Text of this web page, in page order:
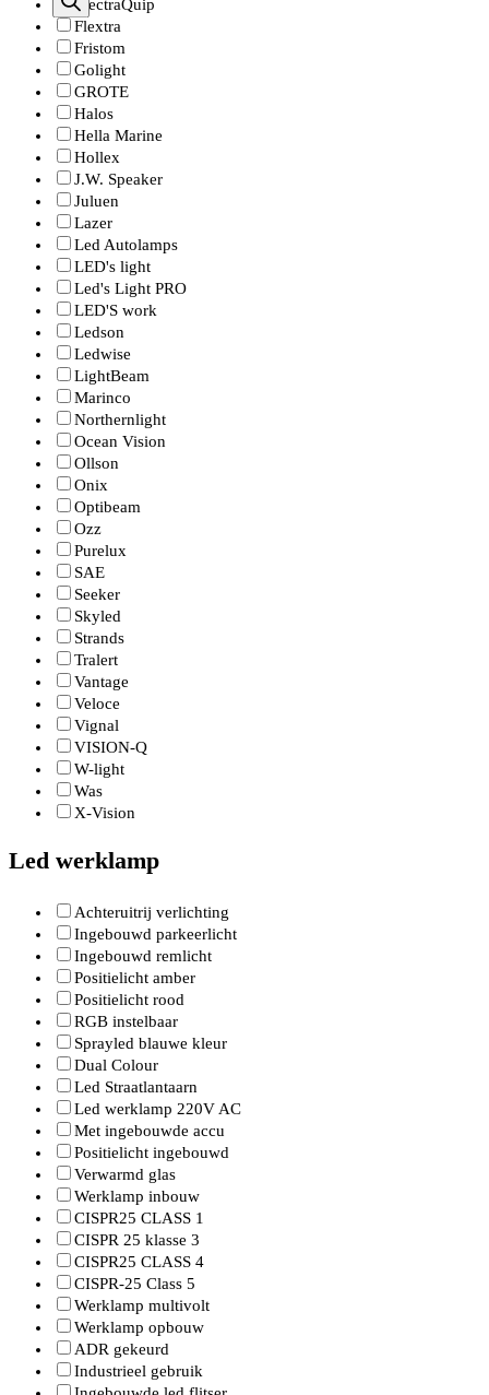
ElectraQuip
Flextra
Fristom
Golight
GROTE
Halos
Hella Marine
Hollex
J.W. Speaker
Juluen
Lazer
Led Autolamps
LED's light
Led's Light PRO
LED'S work
Ledson
Ledwise
LightBeam
Marinco
Northernlight
Ocean Vision
Ollson
Onix
Optibeam
Ozz
Purelux
SAE
Seeker
Skyled
Strands
Tralert
Vantage
Veloce
Vignal
VISION-Q
W-light
Was
X-Vision
Led werklamp
Achteruitrij verlichting
Ingebouwd parkeerlicht
Ingebouwd remlicht
Positielicht amber
Positielicht rood
RGB instelbaar
Sprayled blauwe kleur
Dual Colour
Led Straatlantaarn
Led werklamp 220V AC
Met ingebouwde accu
Positielicht ingebouwd
Verwarmd glas
Werklamp inbouw
CISPR25 CLASS 1
CISPR 25 klasse 3
CISPR25 CLASS 4
CISPR-25 Class 5
Werklamp multivolt
Werklamp opbouw
ADR gekeurd
Industrieel gebruik